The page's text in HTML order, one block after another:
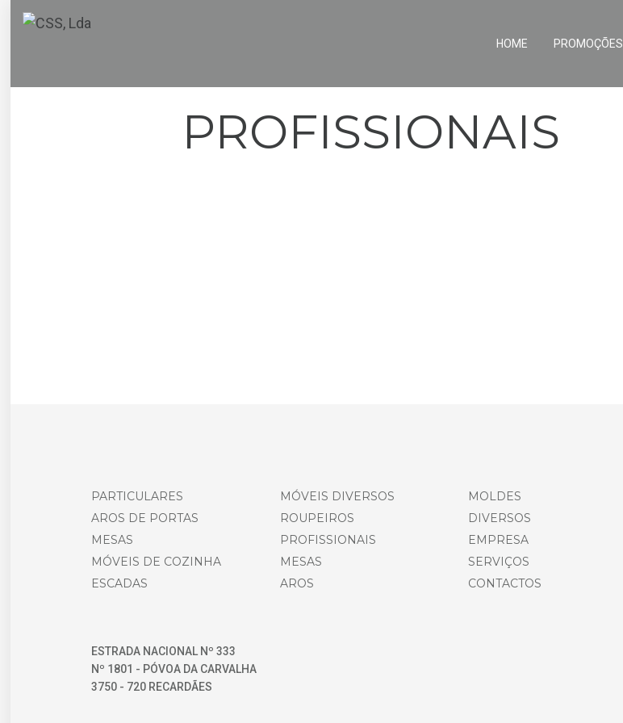
HOME PROMOÇÕES
PROFISSIONAIS
PARTICULARES
AROS DE PORTAS
MESAS
MÓVEIS DE COZINHA
ESCADAS
MÓVEIS DIVERSOS
ROUPEIROS
PROFISSIONAIS
MESAS
AROS
MOLDES
DIVERSOS
EMPRESA
SERVIÇOS
CONTACTOS
ESTRADA NACIONAL Nº 333
Nº 1801 - PÓVOA DA CARVALHA
3750 - 720 RECARDÃES